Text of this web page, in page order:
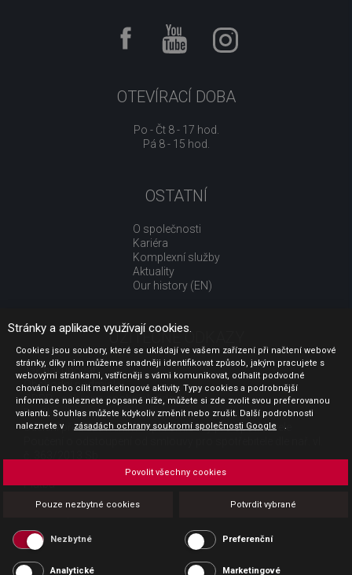
OTEVÍRACÍ DOBA
Po - Čt 8 - 17 hod.
Pá 8 - 15 hod.
OSTATNÍ
O společnosti
Kariéra
Komplexní služby
Aktuality
Our history (EN)
UŽITEČNÉ ODKAZY
Jak nakupovat
Obchodní podmínky
GDPR - ochrana osobních údajů
Profil zadavatele
Sdělení před uzavřením kupní smlouvy pro spotřebitele
Platba
Povinná publicita
Stránky a aplikace využívají cookies.
Cookies jsou soubory, které se ukládají ve vašem zařízení při načtení webové
stránky, díky nim můžeme snadněji identifikovat způsob, jakým pracujete s
webovými stránkami, vstřícněji s vámi komunikovat, odhalit podvodné
chování nebo cílit marketingové aktivity. Typy cookies a podrobnější
informace naleznete popsané níže, můžete si zde zvolit svou preferovanou
variantu. Souhlas můžete kdykoliv změnit nebo zrušit. Další podrobnosti
naleznete v
zásadách ochrany soukromí společnosti Google .
Pouze nezbytné cookies Potvrdit vybrané
Povolit všechny cookies
Nezbytné Preferenční
Analytické Marketingové